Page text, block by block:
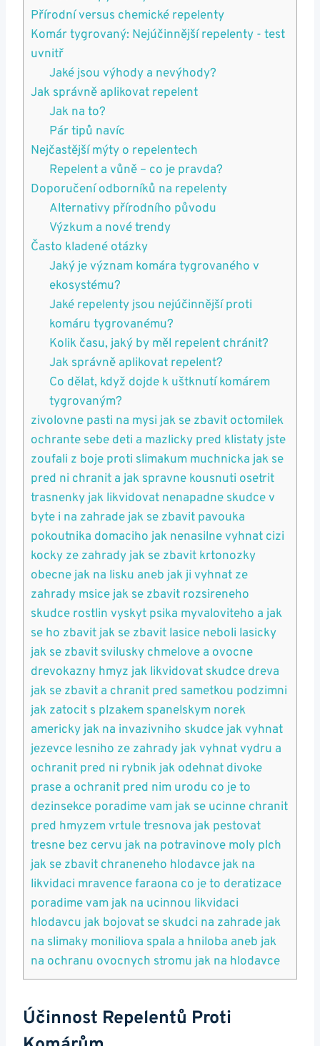
Přírodní versus chemické repelenty
Komár tygrovaný: Nejúčinnější repelenty - test
uvnitř
Jaké jsou výhody a nevýhody?
Jak správně aplikovat repelent
Jak na to?
Pár tipů navíc
Nejčastější mýty o repelentech
Repelent a vůně – co je pravda?
Doporučení odborníků na repelenty
Alternativy přírodního původu
Výzkum a nové trendy
Často kladené otázky
Jaký je význam komára tygrovaného v
ekosystému?
Jaké repelenty jsou nejúčinnější proti
komáru tygrovanému?
Kolik času, jaký by měl repelent chránit?
Jak správně aplikovat repelent?
Co dělat, když dojde k uštknutí komárem
tygrovaným?
zivolovne pasti na mysi jak se zbavit octomilek
ochrante sebe deti a mazlicky pred klistaty jste
zoufali z boje proti slimakum muchnicka jak se
pred ni chranit a jak spravne kousnuti osetrit
trasnenky jak likvidovat nenapadne skudce v
byte i na zahrade jak se zbavit pavouka
pokoutnika domaciho jak nenasilne vyhnat cizi
kocky ze zahrady jak se zbavit krtonozky
obecne jak na lisku aneb jak ji vyhnat ze
zahrady msice jak se zbavit rozsireneho
skudce rostlin vyskyt psika myvaloviteho a jak
se ho zbavit jak se zbavit lasice neboli lasicky
jak se zbavit svilusky chmelove a ovocne
drevokazny hmyz jak likvidovat skudce dreva
jak se zbavit a chranit pred sametkou podzimni
jak zatocit s plzakem spanelskym norek
americky jak na invazivniho skudce jak vyhnat
jezevce lesniho ze zahrady jak vyhnat vydru a
ochranit pred ni rybnik jak odehnat divoke
prase a ochranit pred nim urodu co je to
dezinsekce poradime vam jak se ucinne chranit
pred hmyzem vrtule tresnova jak pestovat
tresne bez cervu jak na potravinove moly plch
jak se zbavit chraneneho hlodavce jak na
likvidaci mravence faraona co je to deratizace
poradime vam jak na ucinnou likvidaci
hlodavcu jak bojovat se skudci na zahrade jak
na slimaky moniliova spala a hniloba aneb jak
na ochranu ovocnych stromu jak na hlodavce
Účinnost Repelentů Proti